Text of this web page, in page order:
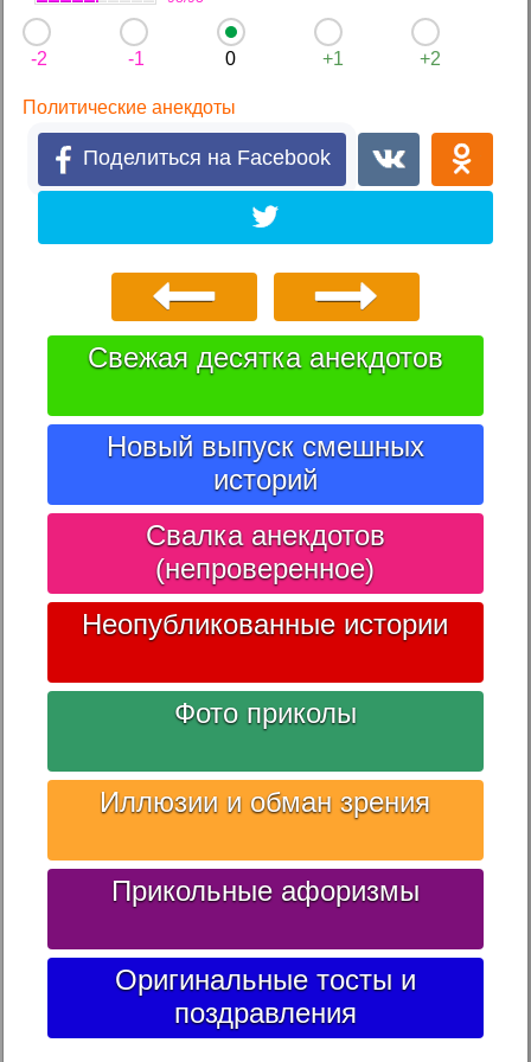
-2 -1 0 +1 +2
Политические анекдоты
Поделиться на Facebook
Свежая десятка анекдотов
Новый выпуск смешных
историй
Свалка анекдотов
(непроверенное)
Неопубликованные истории
Фото приколы
Иллюзии и обман зрения
Прикольные афоризмы
Оригинальные тосты и
поздравления